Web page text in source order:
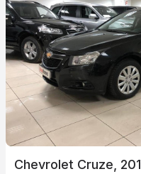
Chevrolet Cruze,